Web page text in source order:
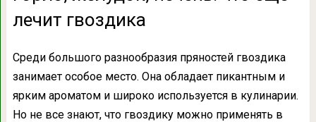
лечит гвоздика
Среди большого разнообразия пряностей гвоздика
занимает особое место. Она обладает пикантным и
ярким ароматом и широко используется в кулинарии.
Но не все знают, что гвоздику можно применять в